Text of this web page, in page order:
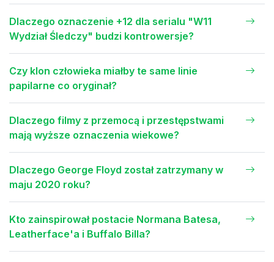
Dlaczego oznaczenie +12 dla serialu "W11
Wydział Śledczy" budzi kontrowersje?
Czy klon człowieka miałby te same linie
papilarne co oryginał?
Dlaczego filmy z przemocą i przestępstwami
mają wyższe oznaczenia wiekowe?
Dlaczego George Floyd został zatrzymany w
maju 2020 roku?
Kto zainspirował postacie Normana Batesa,
Leatherface'a i Buffalo Billa?